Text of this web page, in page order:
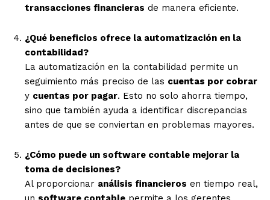
transacciones financieras de manera eficiente.
¿Qué beneficios ofrece la automatización en la
contabilidad?
La automatización en la contabilidad permite un
seguimiento más preciso de las cuentas por cobrar
y cuentas por pagar. Esto no solo ahorra tiempo,
sino que también ayuda a identificar discrepancias
antes de que se conviertan en problemas mayores.
¿Cómo puede un software contable mejorar la
toma de decisiones?
Al proporcionar análisis financieros en tiempo real,